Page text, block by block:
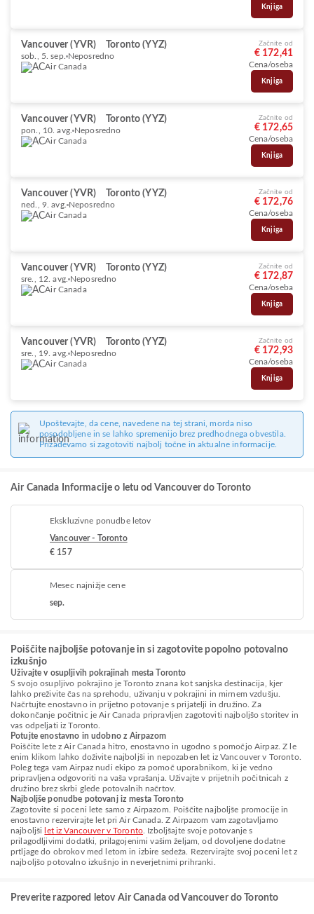
Knjiga
Vancouver (YVR) Toronto (YYZ)
sob., 5. sep. Neposredno
Air Canada
Začnite od
€ 172,41
Cena/oseba
Knjiga
Vancouver (YVR) Toronto (YYZ)
pon., 10. avg. Neposredno
Air Canada
Začnite od
€ 172,65
Cena/oseba
Knjiga
Vancouver (YVR) Toronto (YYZ)
ned., 9. avg. Neposredno
Air Canada
Začnite od
€ 172,76
Cena/oseba
Knjiga
Vancouver (YVR) Toronto (YYZ)
sre., 12. avg. Neposredno
Air Canada
Začnite od
€ 172,87
Cena/oseba
Knjiga
Vancouver (YVR) Toronto (YYZ)
sre., 19. avg. Neposredno
Air Canada
Začnite od
€ 172,93
Cena/oseba
Knjiga
Upoštevajte, da cene, navedene na tej strani, morda niso
posodobljene in se lahko spremenijo brez predhodnega obvestila.
Prizadevamo si zagotoviti najbolj točne in aktualne informacije.
Air Canada Informacije o letu od Vancouver do Toronto
Ekskluzivne ponudbe letov
Vancouver - Toronto
€ 157
Mesec najnižje cene
sep.
Poiščite najboljše potovanje in si zagotovite popolno potovalno
izkušnjo
Uživajte v osupljivih pokrajinah mesta Toronto
S svojo osupljivo pokrajino je Toronto znana kot sanjska destinacija, kjer
lahko preživite čas na sprehodu, uživanju v pokrajini in mirnem vzdušju.
Načrtujte enostavno in prijetno potovanje s prijatelji in družino. Za
dokončanje počitnic je Air Canada pripravljen zagotoviti najboljšo storitev in
vas odpeljati iz Toronto.
Potujte enostavno in udobno z Airpazom
Poiščite lete z Air Canada hitro, enostavno in ugodno s pomočjo Airpaz. Z le
enim klikom lahko doživite najboljši in nepozaben let iz Vancouver v Toronto.
Poleg tega vam Airpaz nudi ekipo za pomoč uporabnikom, ki je vedno
pripravljena odgovoriti na vaša vprašanja. Uživajte v prijetnih počitnicah z
družino brez skrbi glede potovalnih načrtov.
Najboljše ponudbe potovanj iz mesta Toronto
Zagotovite si poceni lete samo z Airpazom. Poiščite najboljše promocije in
enostavno rezervirajte let pri Air Canada. Z Airpazom vam zagotavljamo
najboljši
let iz Vancouver v Toronto . Izboljšajte svoje potovanje s
prilagodljivimi dodatki, prilagojenimi vašim željam, od dovoljene dodatne
prtljage do obrokov med letom in izbire sedeža. Rezervirajte svoj poceni let z
najboljšo potovalno izkušnjo in neverjetnimi prihranki.
Preverite razpored letov Air Canada od Vancouver do Toronto